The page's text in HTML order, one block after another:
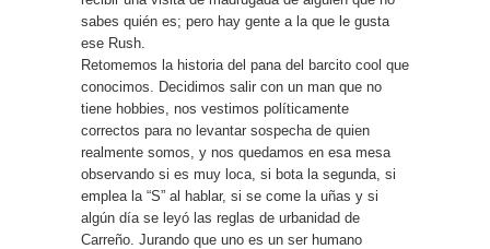
sabes quién es; pero hay gente a la que le gusta
ese Rush.
Retomemos la historia del pana del barcito cool que
conocimos. Decidimos salir con un man que no
tiene hobbies, nos vestimos políticamente
correctos para no levantar sospecha de quien
realmente somos, y nos quedamos en esa mesa
observando si es muy loca, si bota la segunda, si
emplea la “S” al hablar, si se come la uñas y si
algún día se leyó las reglas de urbanidad de
Carreño. Jurando que uno es un ser humano